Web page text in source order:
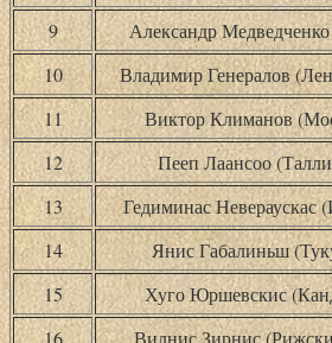
9
Александр
10
Владимир Генералов
11
Виктор Климанов
12
Пееп Лаансоо
13
Гедиминас Невераускас
14
Янис Габалиньш
15
Хуго Юршевскис
16
Вилнис Зирнис